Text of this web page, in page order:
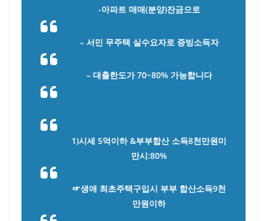
-아파트 매매(분양)잔금으로
– 서민 무주택 실수요자로 증빙소득자
– 대출한도가 70~80% 가능합니다
1)시세 5억이하 &부부합산 소득8천만원미
만시:80%
☞생애 최초주택구입시 부부 합산소득9천
만원이하